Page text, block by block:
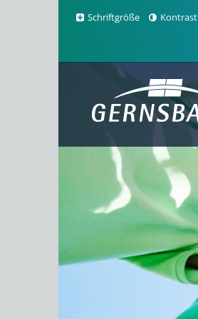
Schriftgröße Kontrast